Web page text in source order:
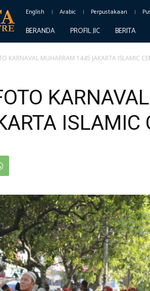
English Arabic Perpustakaan
BERANDA PROFIL JIC BERITA
KARNAVAL MUHARRAM 1445 JAKARTA ISLAMIC
ISLAMIC